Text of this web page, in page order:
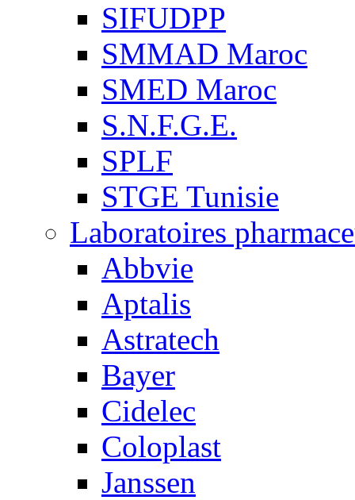
SIFUDPP
SMMAD Maroc
SMED Maroc
S.N.F.G.E.
SPLF
STGE Tunisie
Laboratoires
Abbvie
Aptalis
Astratech
Bayer
Cidelec
Coloplast
Janssen